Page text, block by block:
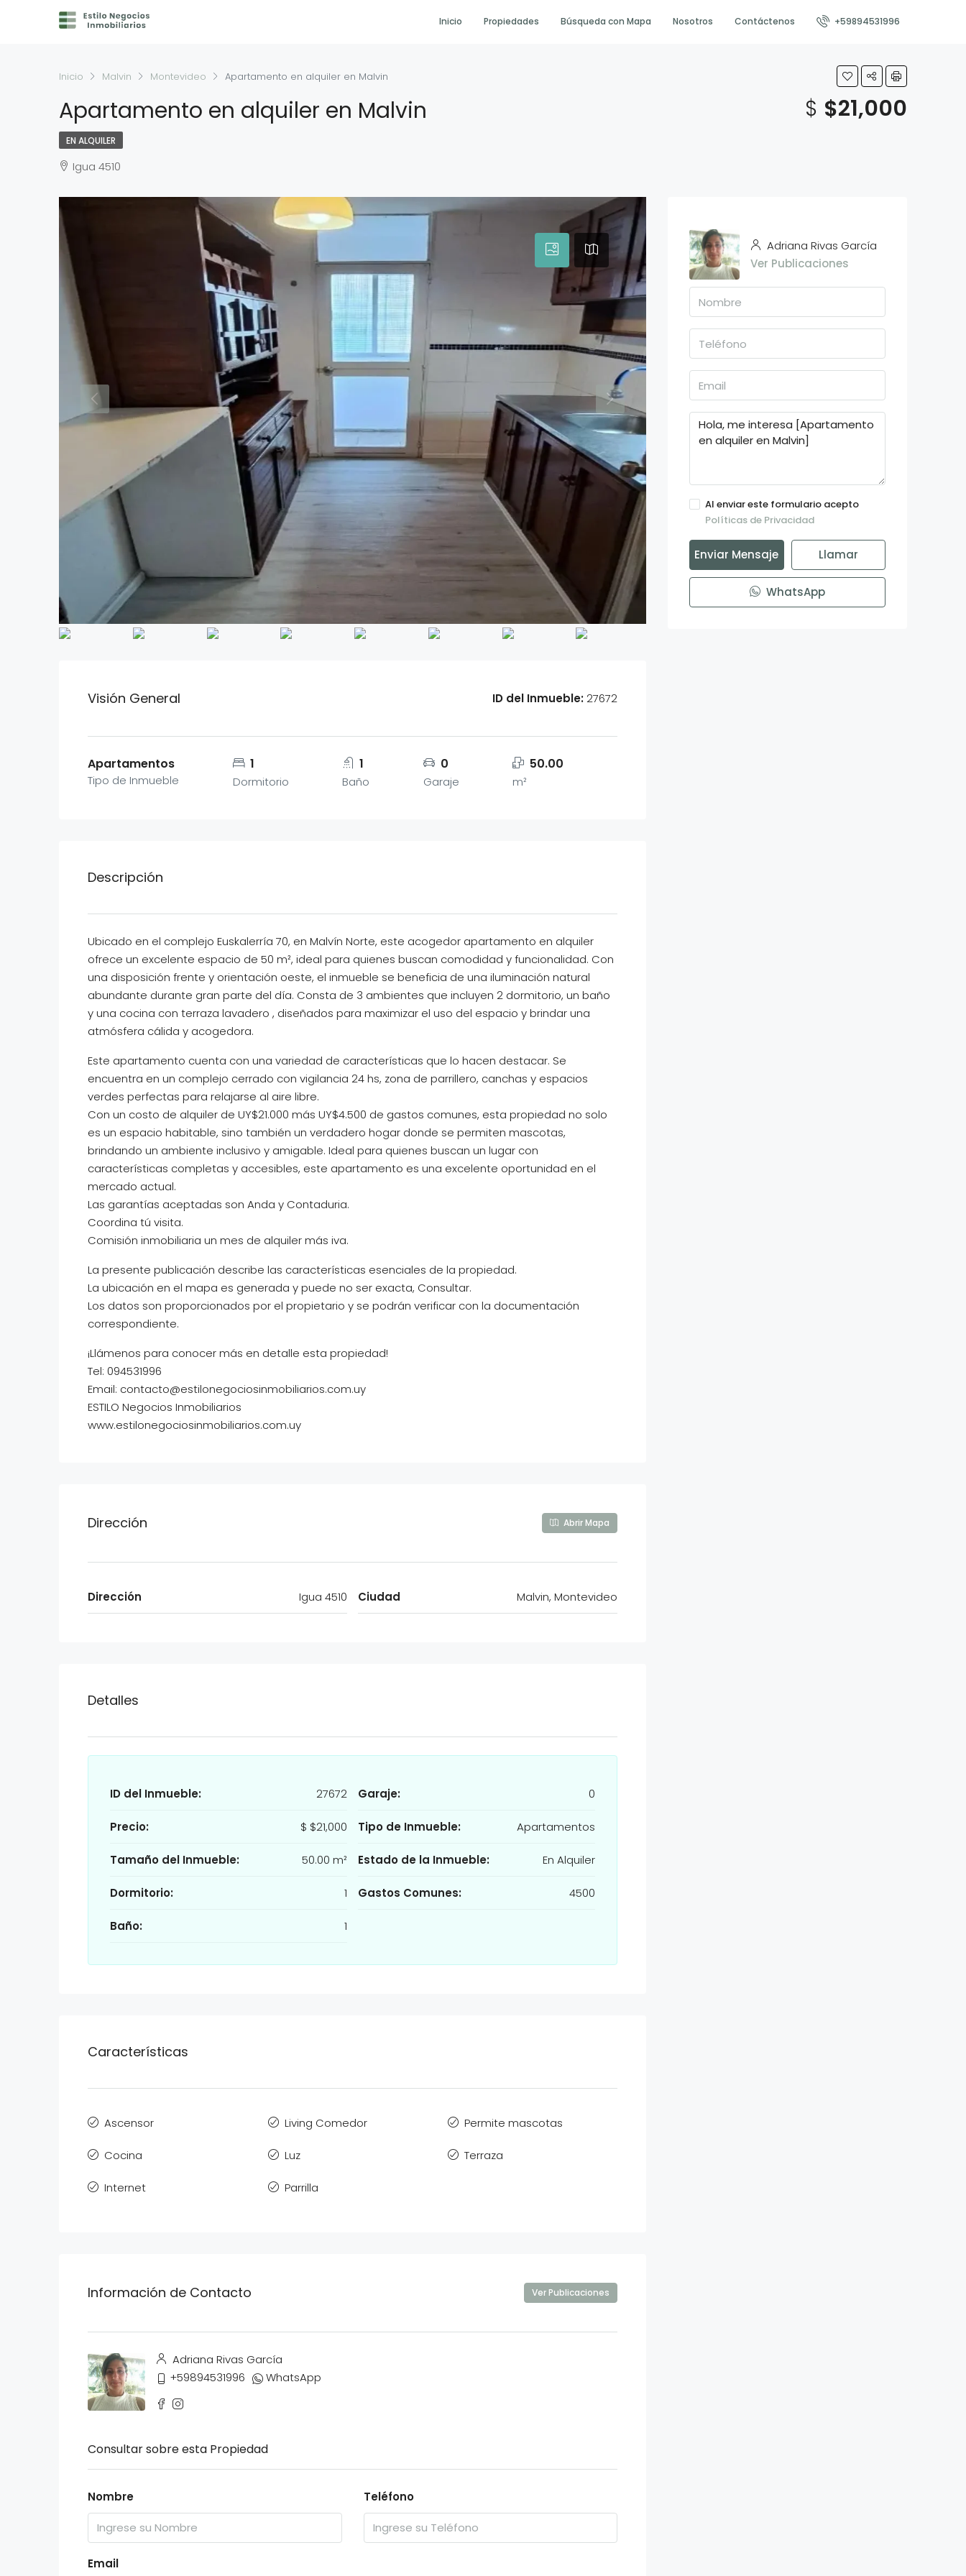
Inicio Propiedades Búsqueda con Mapa Nosotros Contáctenos +59894531996
Inicio Malvin Montevideo Apartamento en alquiler en Malvin
Apartamento en alquiler en Malvin $ $21,000
EN ALQUILER
Igua 4510
Visión General ID del Inmueble: 27672
Apartamentos
Tipo de Inmueble
1
Dormitorio
1
Baño
0
Garaje
50.00
m²
Descripción
Ubicado en el complejo Euskalerría 70, en Malvín Norte, este acogedor apartamento en alquiler
ofrece un excelente espacio de 50 m², ideal para quienes buscan comodidad y funcionalidad. Con
una disposición frente y orientación oeste, el inmueble se beneficia de una iluminación natural
abundante durante gran parte del día. Consta de 3 ambientes que incluyen 2 dormitorio, un baño
y una cocina con terraza lavadero , diseñados para maximizar el uso del espacio y brindar una
atmósfera cálida y acogedora.
Este apartamento cuenta con una variedad de características que lo hacen destacar. Se
encuentra en un complejo cerrado con vigilancia 24 hs, zona de parrillero, canchas y espacios
verdes perfectas para relajarse al aire libre.
Con un costo de alquiler de UY$21.000 más UY$4.500 de gastos comunes, esta propiedad no solo
es un espacio habitable, sino también un verdadero hogar donde se permiten mascotas,
brindando un ambiente inclusivo y amigable. Ideal para quienes buscan un lugar con
características completas y accesibles, este apartamento es una excelente oportunidad en el
mercado actual.
Las garantías aceptadas son Anda y Contaduria.
Coordina tú visita.
Comisión inmobiliaria un mes de alquiler más iva.
La presente publicación describe las características esenciales de la propiedad.
La ubicación en el mapa es generada y puede no ser exacta, Consultar.
Los datos son proporcionados por el propietario y se podrán verificar con la documentación
correspondiente.
¡Llámenos para conocer más en detalle esta propiedad!
Tel: 094531996
Email: contacto@estilonegociosinmobiliarios.com.uy
ESTILO Negocios Inmobiliarios
www.estilonegociosinmobiliarios.com.uy
Dirección Abrir Mapa
Dirección Igua 4510 Ciudad Malvin, Montevideo
Detalles
ID del Inmueble: 27672
Precio: $ $21,000
Tamaño del Inmueble: 50.00 m²
Dormitorio: 1
Baño: 1
Garaje: 0
Tipo de Inmueble: Apartamentos
Estado de la Inmueble: En Alquiler
Gastos Comunes: 4500
Características
Ascensor
Cocina
Internet
Living Comedor
Luz
Parrilla
Permite mascotas
Terraza
Información de Contacto Ver Publicaciones
Adriana Rivas García
+59894531996
WhatsApp
Consultar sobre esta Propiedad
Nombre Teléfono
Email
Adriana Rivas García
Ver Publicaciones
Al enviar este formulario acepto
Políticas de Privacidad
Enviar Mensaje Llamar
WhatsApp